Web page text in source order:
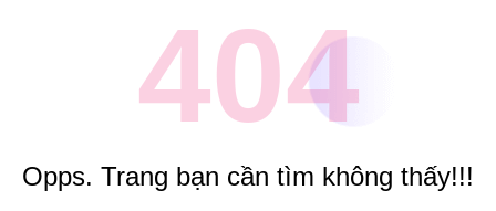
404
Opps. Trang bạn cần tìm không thấy!!!